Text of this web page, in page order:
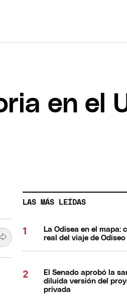
en el
LAS MÁS LEÍDAS
La Odisea en el mapa:
real del viaje de Odiseo
El Senado aprobó la
diluida versión del
privada